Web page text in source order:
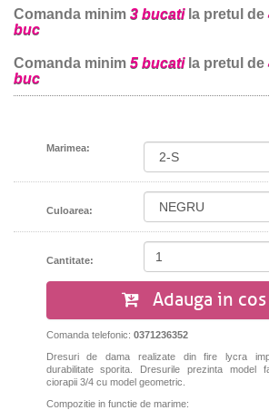
Comanda minim 3 bucatila pretul de
buc
Comanda minim 5 bucatila pretul de
buc
Marimea:
Culoarea:
Cantitate:
Adauga in cos
Comanda telefonic: 0371236352
Dresuri de dama realizate din fire lycra
durabilitate sporita. Dresurile prezinta model
ciorapii 3/4 cu model geometric.
Compozitie in functie de marime: